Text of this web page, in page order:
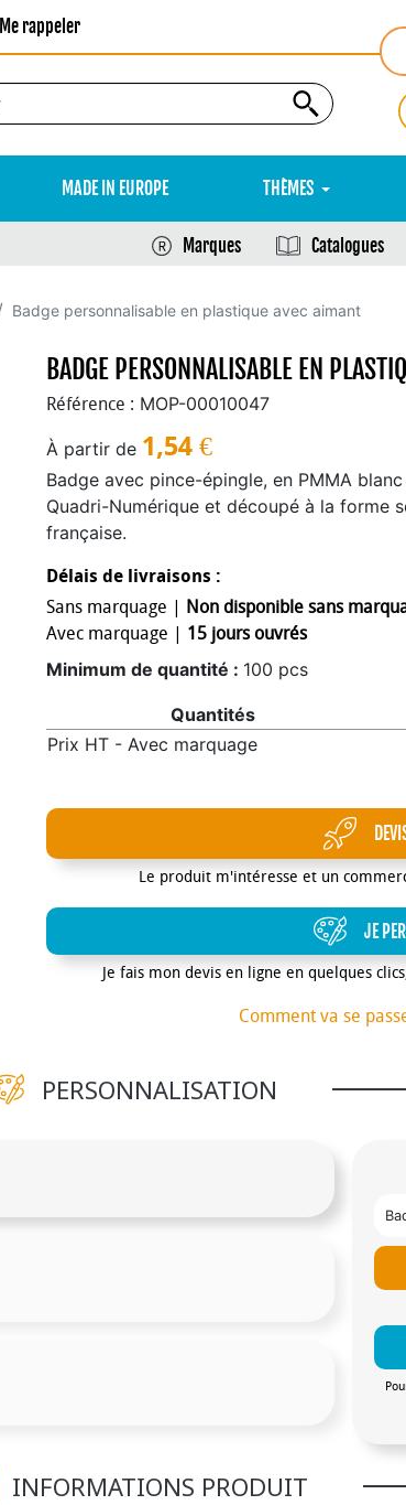
Me rappeler
MADE IN EUROPE THÈMES
Marques Catalogues
Badge personnalisable en plastique avec aimant
BADGE PERSONNALISABLE EN
Référence : MOP-00010047
À partir de 1,54 €
Badge avec pince-épingle, en PMMA
Quadri-Numérique et découpé à la forme
française.
Délais de livraisons :
Sans marquage | Non disponible sans
Avec marquage | 15 jours ouvrés
Minimum de quantité : 100 pcs
Quantités
Prix HT - Avec marquage
Le produit m'intéresse et un
JE
Je fais mon devis en ligne en quelques
Comment va se
PERSONNALISATION
INFORMATIONS PRODUIT